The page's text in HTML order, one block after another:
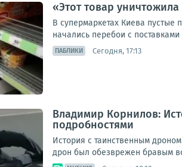
«Этот товар уничтожила
В супермаркетах Киева пустые
начались перебои с
ПАБЛИКИ Сегодня, 17:13
Владимир Корнилов:
подробностями
История с таинственным
дрон был обезврежен бравым